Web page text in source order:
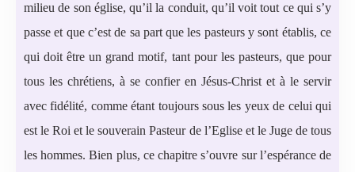
milieu de son église, qu’il la conduit, qu’il voit tout ce qui s’y
passe et que c’est de sa part que les pasteurs y sont établis, ce
qui doit être un grand motif, tant pour les pasteurs, que pour
tous les chrétiens, à se confier en Jésus-Christ et à le servir
avec fidélité, comme étant toujours sous les yeux de celui qui
est le Roi et le souverain Pasteur de l’Eglise et le Juge de tous
les hommes. Bien plus, ce chapitre s’ouvre sur l’espérance de